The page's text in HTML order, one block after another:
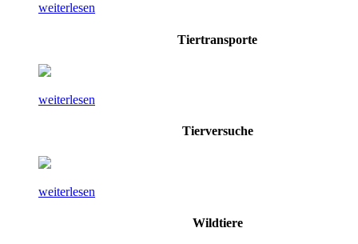
weiterlesen
Tiertransporte
weiterlesen
Tierversuche
weiterlesen
Wildtiere